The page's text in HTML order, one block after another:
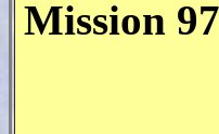
Mission